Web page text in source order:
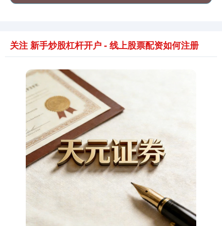
期指IC0 7730.00
+21.92 +0.57%
关注 新手炒股杠杆开户 - 线上股票配资如何注册